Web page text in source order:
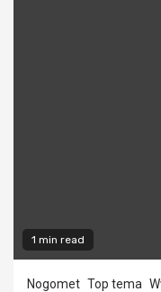
1 min read
Nogomet Top tema